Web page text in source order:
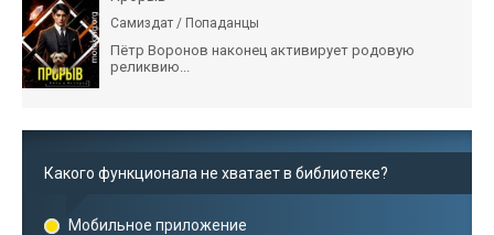
Самиздат / Попаданцы
Пётр Воронов наконец активирует родовую
реликвию...
Какого функционала не хватает в библиотеке?
Мобильное приложение